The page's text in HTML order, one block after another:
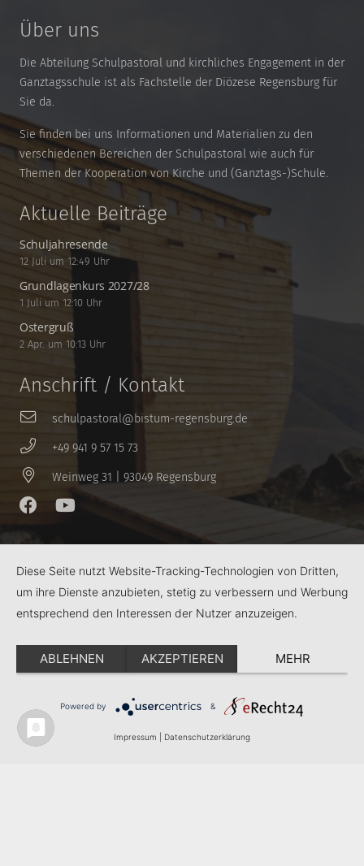
Über uns
Die Abteilung Schulpastoral und kirchliches Engagement in der
Ganztagsschule ist als Fachstelle der Diözese Regensburg für
Sie da.
Sie finden bei uns Informationen und Materialien zu den
verschiedenen Bereichen der Schulpastoral wie auch für
Themen der Kooperation von Kirche und (Ganztags-)Schule.
Aktuelle Beiträge
Schuljahresende
12 Juli um 12:49 Uhr
Grundlagenkurs 2027/28
1 Juli um 12:10 Uhr
Ostergruß
2 Apr. um 10:13 Uhr
Anschrift / Kontakt
schulpastoral@bistum-regensburg.de
+49 941 9 57 15 73
Weinweg 31 | 93049 Regensburg
Bistum Regensburg
Hauptabteilung Schule
Schulstiftung
KJF Regensburg
Diese Seite nutzt Website-Tracking-Technologien von Dritten,
um ihre Dienste anzubieten, stetig zu verbessern und Werbung
entsprechend den Interessen der Nutzer anzuzeigen.
ABLEHNEN AKZEPTIEREN MEHR
Powered by &
Impressum Datenschutzerklärung